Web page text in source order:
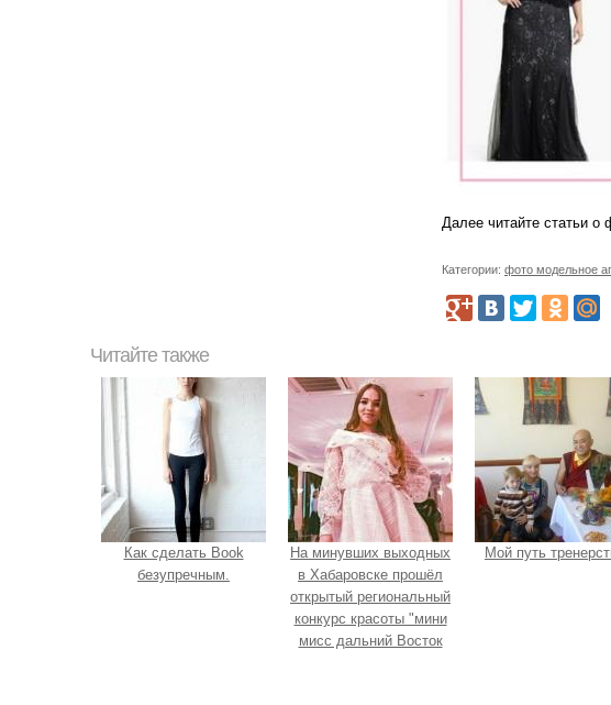
Далее читайте статьи о
Категории: фото модельное
Читайте также
Как сделать Book
безупречным.
На минувших выходных
в Хабаровске прошёл
открытый региональный
конкурс красоты "мини
мисс дальний Восток
Мой путь